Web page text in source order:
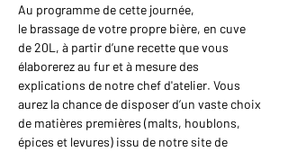
Au programme de cette journée,
le brassage de votre propre bière, en cuve
de 20L, à partir d’une recette que vous
élaborerez au fur et à mesure des
explications de notre chef d'atelier. Vous
aurez la chance de disposer d’un vaste choix
de matières premières (malts, houblons,
épices et levures) issu de notre site de